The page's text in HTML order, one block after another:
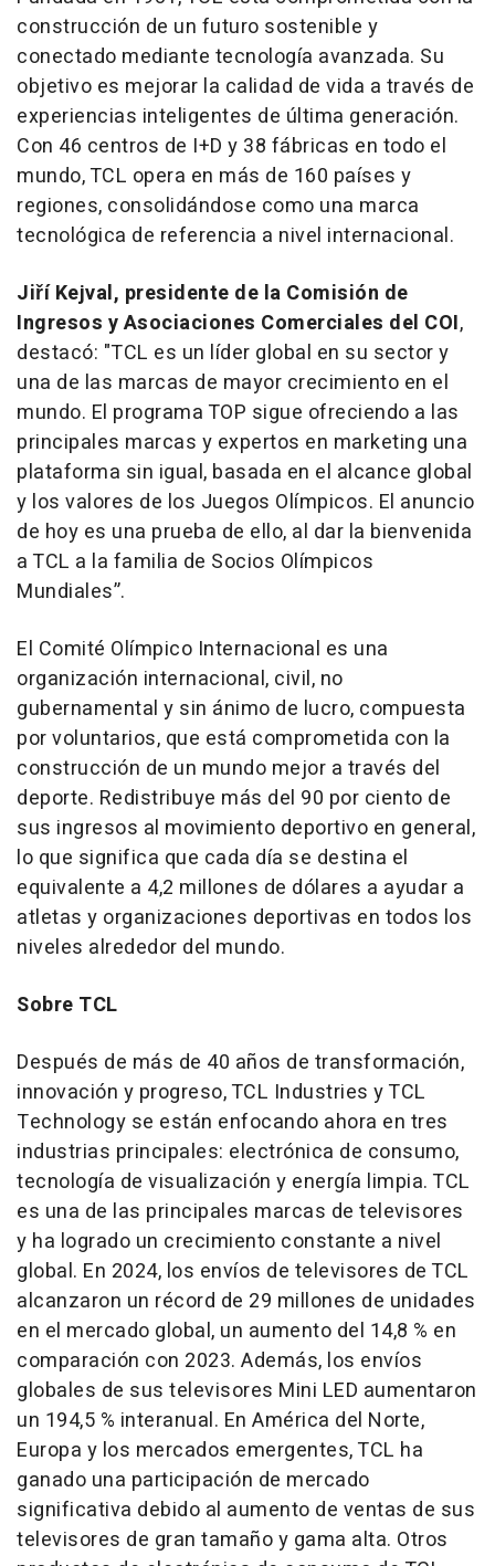
construcción de un futuro sostenible y
conectado mediante tecnología avanzada. Su
objetivo es mejorar la calidad de vida a través de
experiencias inteligentes de última generación.
Con 46 centros de I+D y 38 fábricas en todo el
mundo, TCL opera en más de 160 países y
regiones, consolidándose como una marca
tecnológica de referencia a nivel internacional.
Jiří Kejval, presidente de la Comisión de
Ingresos y Asociaciones Comerciales del COI,
destacó: "TCL es un líder global en su sector y
una de las marcas de mayor crecimiento en el
mundo. El programa TOP sigue ofreciendo a las
principales marcas y expertos en marketing una
plataforma sin igual, basada en el alcance global
y los valores de los Juegos Olímpicos. El anuncio
de hoy es una prueba de ello, al dar la bienvenida
a TCL a la familia de Socios Olímpicos
Mundiales”.
El Comité Olímpico Internacional es una
organización internacional, civil, no
gubernamental y sin ánimo de lucro, compuesta
por voluntarios, que está comprometida con la
construcción de un mundo mejor a través del
deporte. Redistribuye más del 90 por ciento de
sus ingresos al movimiento deportivo en general,
lo que significa que cada día se destina el
equivalente a 4,2 millones de dólares a ayudar a
atletas y organizaciones deportivas en todos los
niveles alrededor del mundo.
Sobre TCL
Después de más de 40 años de transformación,
innovación y progreso, TCL Industries y TCL
Technology se están enfocando ahora en tres
industrias principales: electrónica de consumo,
tecnología de visualización y energía limpia. TCL
es una de las principales marcas de televisores
y ha logrado un crecimiento constante a nivel
global. En 2024, los envíos de televisores de TCL
alcanzaron un récord de 29 millones de unidades
en el mercado global, un aumento del 14,8 % en
comparación con 2023. Además, los envíos
globales de sus televisores Mini LED aumentaron
un 194,5 % interanual. En América del Norte,
Europa y los mercados emergentes, TCL ha
ganado una participación de mercado
significativa debido al aumento de ventas de sus
televisores de gran tamaño y gama alta. Otros